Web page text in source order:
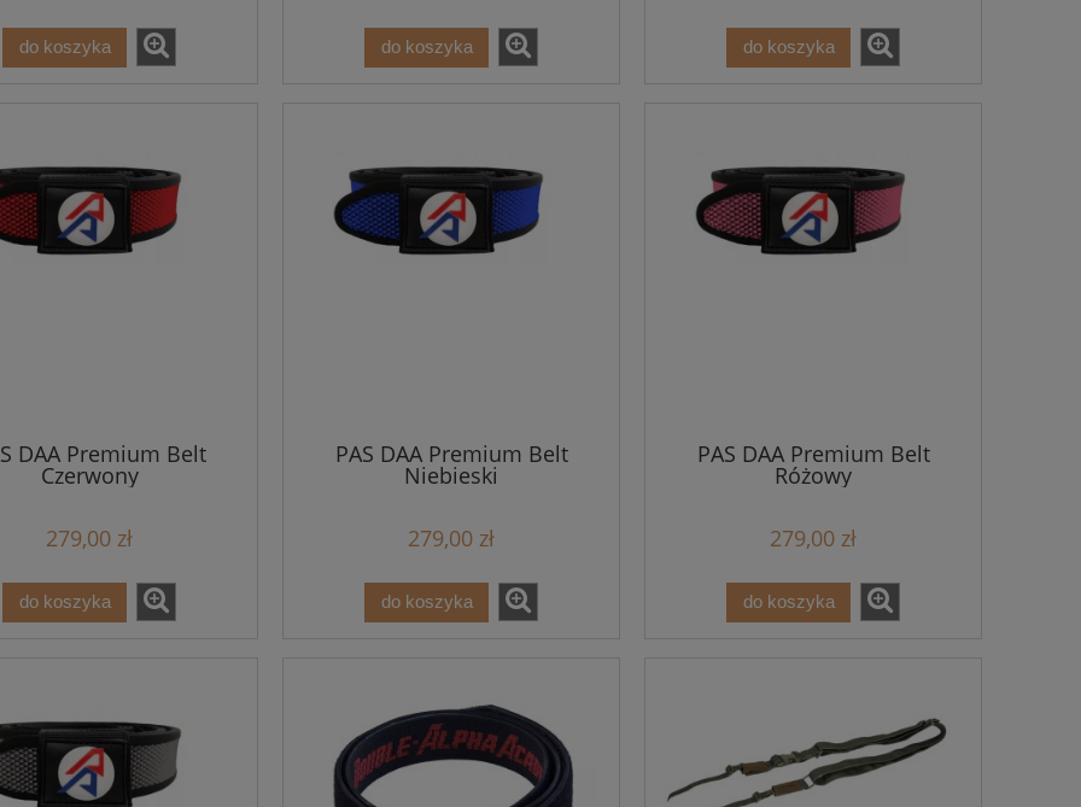
do koszyka do koszyka do koszyka
DAA Premium Belt
Czerwony
279,00 zł
do koszyka
PAS DAA Premium Belt
Niebieski
279,00 zł
do koszyka
PAS DAA Premium Belt
Różowy
279,00 zł
do koszyka